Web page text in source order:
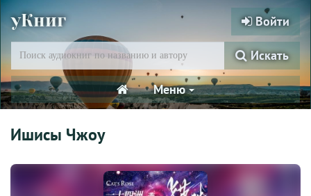
уКниг Войти
Искать
Меню
Ишисы Чжоу